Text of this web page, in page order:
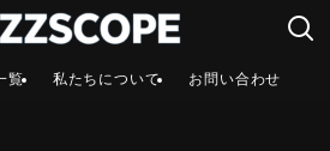
覧 私たちについて お問い合わせ